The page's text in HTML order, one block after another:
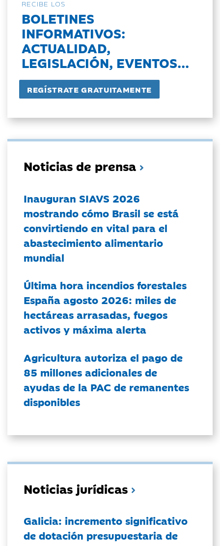
RECIBE LOS
BOLETINES
INFORMATIVOS:
ACTUALIDAD,
LEGISLACIÓN, EVENTOS...
Noticias de prensa
Inauguran SIAVS 2026
mostrando cómo Brasil se está
convirtiendo en vital para el
abastecimiento alimentario
mundial
Última hora incendios forestales
España agosto 2026: miles de
hectáreas arrasadas, fuegos
activos y máxima alerta
Agricultura autoriza el pago de
85 millones adicionales de
ayudas de la PAC de remanentes
disponibles
Noticias jurídicas
Galicia: incremento significativo
de dotación presupuestaria de